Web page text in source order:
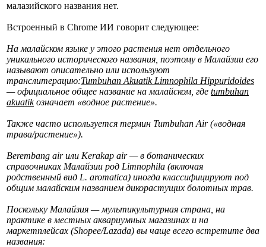
малазийского названия нет.
Встроенный в Chrome ИИ говорит следующее:
На малайском языке у этого растения нет отдельного
уникального исторического названия, поэтому в Малайзии его
называют описательно или используют
транслитерацию:Tumbuhan Akuatik Limnophila Hippuridoides
— официальное общее название на малайском, где tumbuhan
akuatikозначает «водное растение».
Также часто используется термин Tumbuhan Air («водная
трава/растение»).
Berembang air или Kerakap air — в ботанических
справочниках Малайзии род Limnophila (включая
родственный вид L. aromatica) иногда классифицируют под
общим малайским названием дикорастущих болотных трав.
Поскольку Малайзия — мультикультурная страна, на
практике в местных аквариумных магазинах и на
маркетплейсах (Shopee/Lazada) вы чаще всего встретите два
названия: